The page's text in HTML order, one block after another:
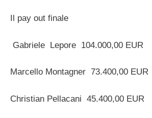
Il pay out finale
Gabriele Lepore 104.000,00 EUR
Marcello Montagner 73.400,00 EUR
Christian Pellacani 45.400,00 EUR